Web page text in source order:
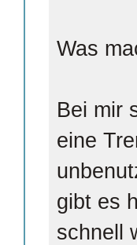
Was
Bei mir
eine
gibt es
schnell